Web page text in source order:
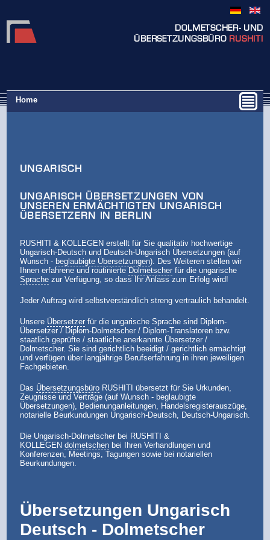
DOLMETSCHER- UND
ÜBERSETZUNGSBÜRO RUSHITI
Home
UNGARISCH
UNGARISCH ÜBERSETZUNGEN VON
UNSEREN ERMÄCHTIGTEN UNGARISCH
ÜBERSETZERN IN BERLIN
RUSHITI & KOLLEGEN erstellt für Sie qualitativ hochwertige
Ungarisch-Deutsch und Deutsch-Ungarisch Übersetzungen (auf
Wunsch - beglaubigte Übersetzungen). Des Weiteren stellen wir
Ihnen erfahrene und routinierte Dolmetscherfür die ungarische
Sprachezur Verfügung, so dass Ihr Anlass zum Erfolg wird!
Jeder Auftrag wird selbstverständlich streng vertraulich behandelt.
Unsere Übersetzerfür die ungarische Sprache sind Diplom-
Übersetzer / Diplom-Dolmetscher / Diplom-Translatoren bzw.
staatlich geprüfte / staatliche anerkannte Übersetzer /
Dolmetscher. Sie sind gerichtlich beeidigt / gerichtlich ermächtigt
und verfügen über langjährige Berufserfahrung in ihren jeweiligen
Fachgebieten.
Das ÜbersetzungsbüroRUSHITI übersetzt für Sie Urkunden,
Zeugnisse und Verträge (auf Wunsch - beglaubigte
Übersetzungen), Bedienunganleitungen, Handelsregisterauszüge,
notarielle Beurkundungen Ungarisch-Deutsch, Deutsch-Ungarisch.
Die Ungarisch-Dolmetscher bei RUSHITI &
KOLLEGEN dolmetschenbei Ihren Verhandlungen und
Konferenzen, Meetings, Tagungen sowie bei notariellen
Beurkundungen.
Übersetzungen Ungarisch
Deutsch - Dolmetscher